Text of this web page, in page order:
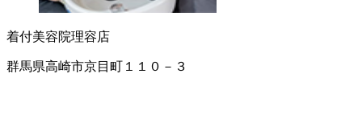
着付美容院理容店
群馬県高崎市京目町１１０－３